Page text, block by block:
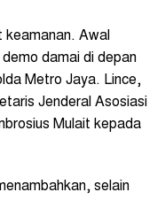
Awal
damai di depan
Metro Jaya. Lince,
Jenderal Asosiasi
Mulait kepada
selain